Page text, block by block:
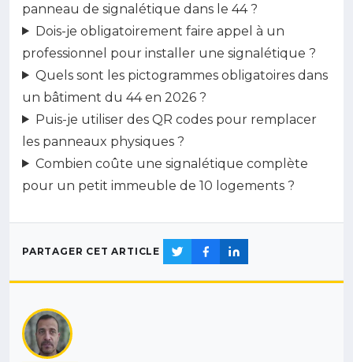
panneau de signalétique dans le 44 ?
Dois-je obligatoirement faire appel à un
professionnel pour installer une signalétique ?
Quels sont les pictogrammes obligatoires dans
un bâtiment du 44 en 2026 ?
Puis-je utiliser des QR codes pour remplacer
les panneaux physiques ?
Combien coûte une signalétique complète
pour un petit immeuble de 10 logements ?
PARTAGER CET ARTICLE